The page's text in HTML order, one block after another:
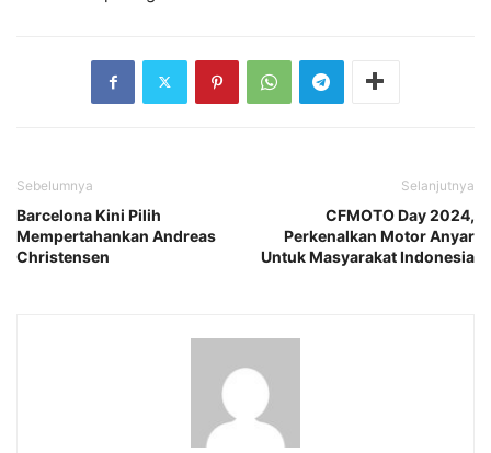
Sebelumnya
Barcelona Kini Pilih
Mempertahankan Andreas
Christensen
Selanjutnya
CFMOTO Day 2024,
Perkenalkan Motor Anyar
Untuk Masyarakat Indonesia